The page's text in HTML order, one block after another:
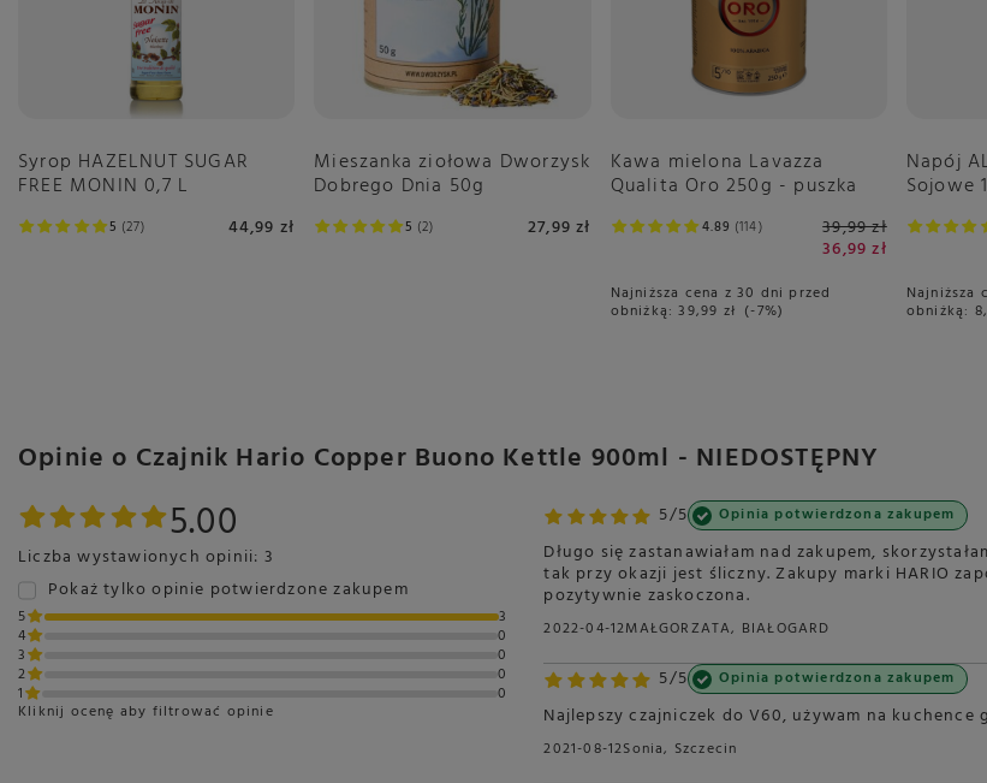
5 27
Syrop HAZELNUT SUGAR
FREE MONIN 0,7 L
44,99 zł 5 2
Mieszanka ziołowa Dworzysk
Dobrego Dnia 50g
27,99 zł 4.89 114
Kawa mielona Lavazza
Qualita Oro 250g - puszka
39,99 zł
36,99 zł
Najniższa cena z 30 dni przed
obniżką:39,99 zł -7%
Napój
Sojowe
Najniższa
obniżką:
Opinie o Czajnik Hario Copper Buono Kettle 900ml - NIEDOSTĘPNY
5.00
Liczba wystawionych opinii: 3
Pokaż tylko opinie potwierdzone zakupem
5
3
4
0
3
0
2
0
1
0
Kliknij ocenę aby filtrować opinie
5/5 Opinia potwierdzona zakupem
Długo się zastanawiałam nad zakupem,
tak przy okazji jest śliczny. Zakupy marki HARIO
pozytywnie zaskoczona.
2022-04-12MAŁGORZATA, BIAŁOGARD
5/5 Opinia potwierdzona zakupem
Najlepszy czajniczek do V60, używam na
2021-08-12Sonia, Szczecin